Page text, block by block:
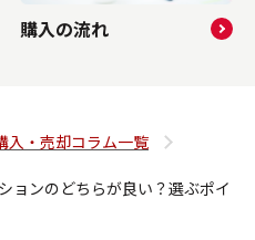
購入の流れ
入・売却コラム一覧
ョンのどちらが良い？選ぶポイ